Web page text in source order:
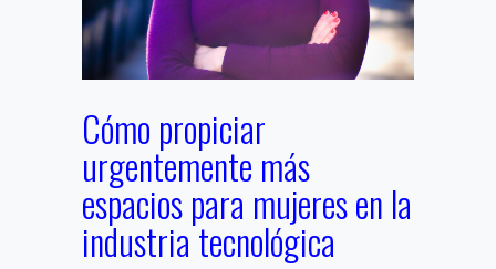
Cómo propiciar
urgentemente más
espacios para mujeres en la
industria tecnológica